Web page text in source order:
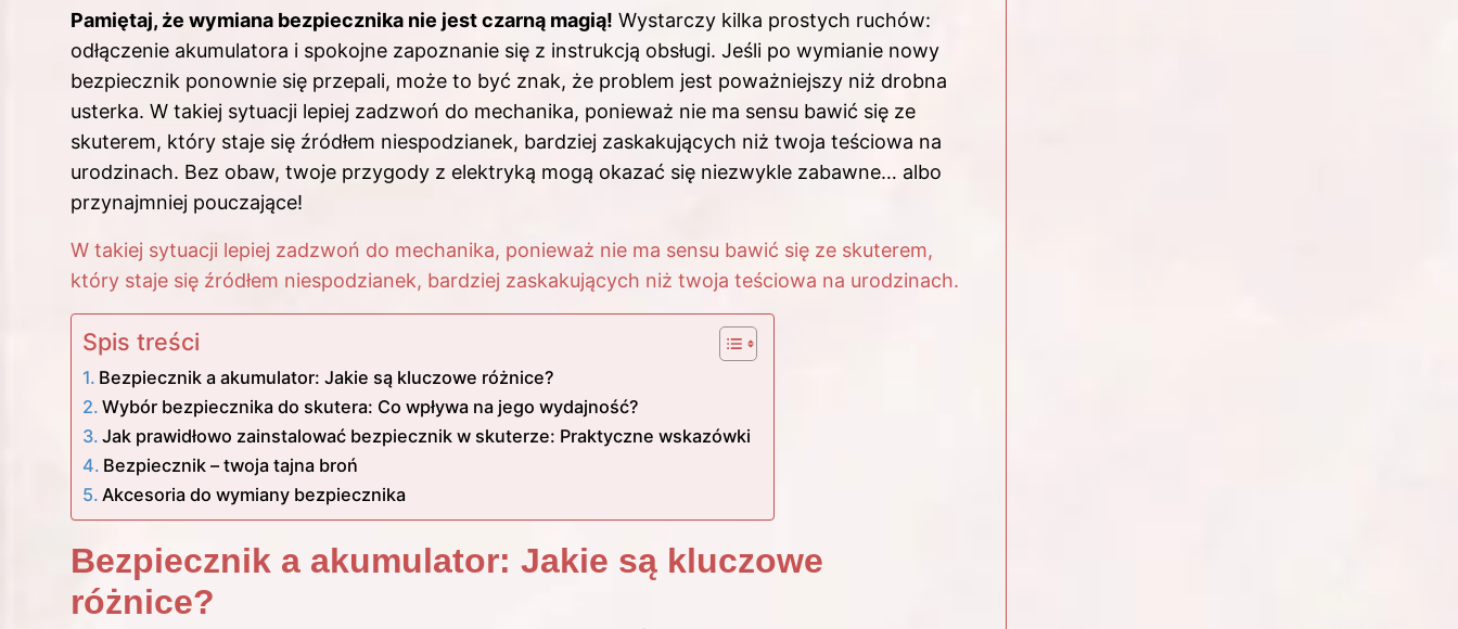
Pamiętaj, że wymiana bezpiecznika nie jest czarną magią! Wystarczy kilka prostych ruchów:
odłączenie akumulatora i spokojne zapoznanie się z instrukcją obsługi. Jeśli po wymianie nowy
bezpiecznik ponownie się przepali, może to być znak, że problem jest poważniejszy niż drobna
usterka. W takiej sytuacji lepiej zadzwoń do mechanika, ponieważ nie ma sensu bawić się ze
skuterem, który staje się źródłem niespodzianek, bardziej zaskakujących niż twoja teściowa na
urodzinach. Bez obaw, twoje przygody z elektryką mogą okazać się niezwykle zabawne… albo
przynajmniej pouczające!
W takiej sytuacji lepiej zadzwoń do mechanika, ponieważ nie ma sensu bawić się ze skuterem,
który staje się źródłem niespodzianek, bardziej zaskakujących niż twoja teściowa na urodzinach.
Spis treści
Bezpiecznik a akumulator: Jakie są kluczowe różnice?
Wybór bezpiecznika do skutera: Co wpływa na jego wydajność?
Jak prawidłowo zainstalować bezpiecznik w skuterze: Praktyczne wskazówki
Bezpiecznik – twoja tajna broń
Akcesoria do wymiany bezpiecznika
Bezpiecznik a akumulator: Jakie są kluczowe
różnice?